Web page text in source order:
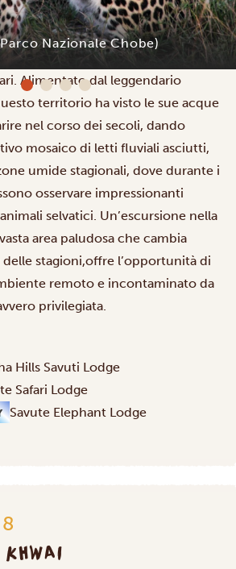
Nazionale Chobe)
un paesaggio vasto e antico nella
del Parco Nazionale del
affascina esploratori e
Alimentato dal leggendario
territorio ha visto le sue acque
nel corso dei secoli, dando
mosaico di letti fluviali asciutti,
umide stagionali, dove durante i
osservare impressionanti
selvatici. Un’escursione nella
area paludosa che cambia
stagioni,offre l’opportunità di
remoto e incontaminato da
privilegiata.
Hills Savuti Lodge
Safari Lodge
Savute Elephant Lodge